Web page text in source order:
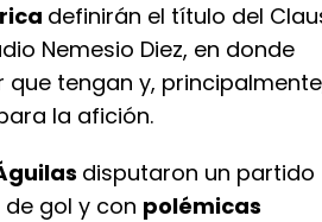
definirán el título del
Nemesio Diez, en donde
tengan y,
la afición.
disputaron un partido
gol y con polémicas